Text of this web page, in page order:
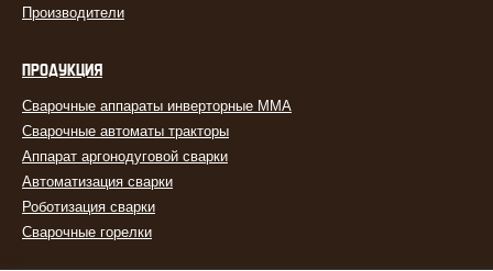
Производители
ПРОДУКЦИЯ
Сварочные аппараты инверторные MMA
Сварочные автоматы тракторы
Аппарат аргонодуговой сварки
Автоматизация сварки
Роботизация сварки
Сварочные горелки